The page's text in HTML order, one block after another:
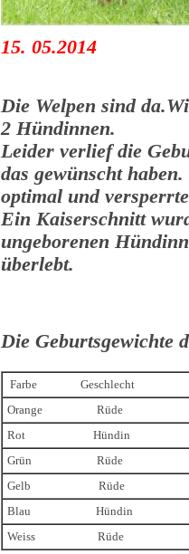
15. 05.2014
Die Welpen sind
2 Hündinnen.
Leider verlief die
das gewünscht
optimal und
Ein Kaiserschnitt
ungeborenen
überlebt.
Die Geburtsgewichte
Farbe Geschlecht
Orange Rüde
Rot Hündin
Grün Rüde
Gelb Rüde
Blau Hündin
Weiss Rüde